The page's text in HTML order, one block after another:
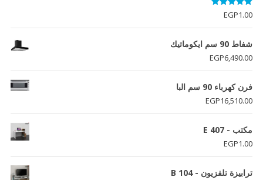
تم التقييم
5.00
من 5
EGP1.00
شفاط 90 سم ايكوماتيك
EGP6,490.00
فرن كهرباء 90 سم البا
EGP16,510.00
مكتب - E 407
EGP1.00
ترابيزة تلفزيون - B 104